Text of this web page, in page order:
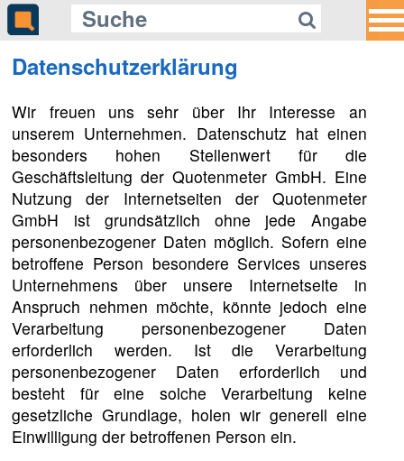
Datenschutzerklärung
Wir freuen uns sehr über Ihr Interesse an
unserem Unternehmen. Datenschutz hat einen
besonders hohen Stellenwert für die
Geschäftsleitung der Quotenmeter GmbH. Eine
Nutzung der Internetseiten der Quotenmeter
GmbH ist grundsätzlich ohne jede Angabe
personenbezogener Daten möglich. Sofern eine
betroffene Person besondere Services unseres
Unternehmens über unsere Internetseite in
Anspruch nehmen möchte, könnte jedoch eine
Verarbeitung personenbezogener Daten
erforderlich werden. Ist die Verarbeitung
personenbezogener Daten erforderlich und
besteht für eine solche Verarbeitung keine
gesetzliche Grundlage, holen wir generell eine
Einwilligung der betroffenen Person ein.